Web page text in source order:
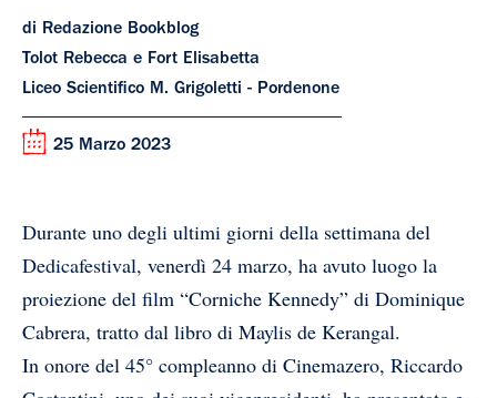
di Redazione Bookblog
Tolot Rebecca e Fort Elisabetta
Liceo Scientifico M. Grigoletti - Pordenone
25 Marzo 2023
Durante uno degli ultimi giorni della settimana del
Dedicafestival, venerdì 24 marzo, ha avuto luogo la
proiezione del film “Corniche Kennedy” di Dominique
Cabrera, tratto dal libro di Maylis de Kerangal.
In onore del 45° compleanno di Cinemazero, Riccardo